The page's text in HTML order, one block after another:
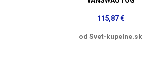
115,87 €
od Svet-kupelne.sk